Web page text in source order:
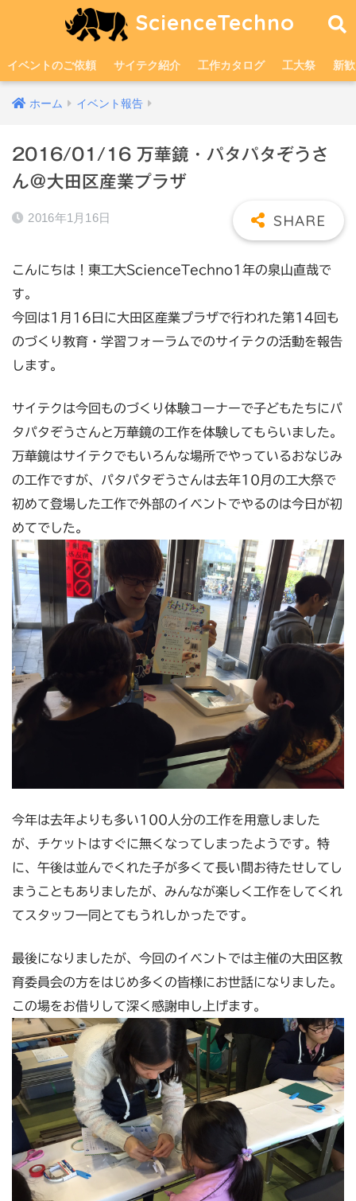
ScienceTechno
イベントのご依頼 サイテク紹介 工作カタログ 工大祭 新歓
ホーム イベント報告
2016/01/16 万華鏡・パタパタぞうさ
ん＠大田区産業プラザ
2016年1月16日
こんにちは！東工大ScienceTechno1年の泉山直哉で
す。
今回は1月16日に大田区産業プラザで行われた第14回も
のづくり教育・学習フォーラムでのサイテクの活動を報告
します。
サイテクは今回ものづくり体験コーナーで子どもたちにパ
タパタぞうさんと万華鏡の工作を体験してもらいました。
万華鏡はサイテクでもいろんな場所でやっているおなじみ
の工作ですが、パタパタぞうさんは去年10月の工大祭で
初めて登場した工作で外部のイベントでやるのは今日が初
めてでした。
今年は去年よりも多い100人分の工作を用意しました
が、チケットはすぐに無くなってしまったようです。特
に、午後は並んでくれた子が多くて長い間お待たせしてし
まうこともありましたが、みんなが楽しく工作をしてくれ
てスタッフ一同とてもうれしかったです。
最後になりましたが、今回のイベントでは主催の大田区教
育委員会の方をはじめ多くの皆様にお世話になりました。
この場をお借りして深く感謝申し上げます。